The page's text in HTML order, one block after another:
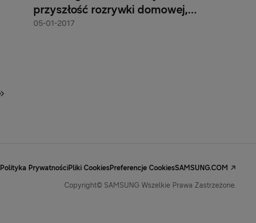
przyszłość rozrywki domowej,
prezentując telewizor QLED na targach
05-01-2017
Polityka PrywatnościPliki CookiesPreferencje CookiesSAMSUNG.COM
Copyright© SAMSUNG Wszelkie Prawa Zastrzeżone.